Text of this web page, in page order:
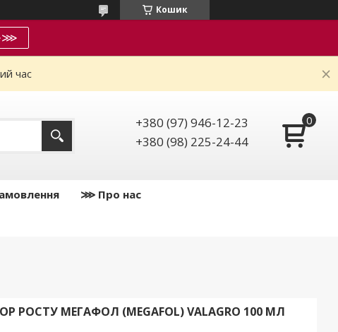
Кошик
час
+380 (97) 946-12-23
+380 (98) 225-24-44
⋙ Про нас
МЕГАФОЛ (MEGAFOL) VALAGRO 100 МЛ